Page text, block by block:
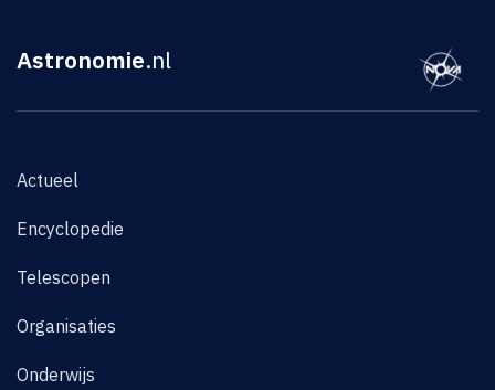
Astronomie.nl
Actueel
Encyclopedie
Telescopen
Organisaties
Onderwijs